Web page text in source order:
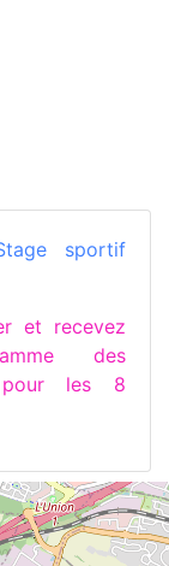
sportif
et recevez
des
pour les 8